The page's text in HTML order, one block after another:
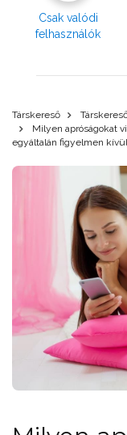
Csak valódi
felhasználók
Társkereső
Milyen apróságokat
egyáltalán figyelmen